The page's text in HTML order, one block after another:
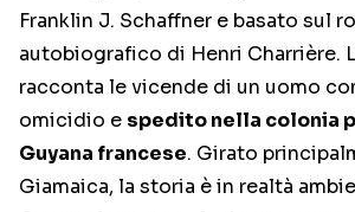
Franklin J. Schaffner e basato sul
autobiografico di Henri Charrière.
racconta le vicende di un uomo
omicidio e spedito nella colonia
Guyana francese. Girato
Giamaica, la storia è in realtà